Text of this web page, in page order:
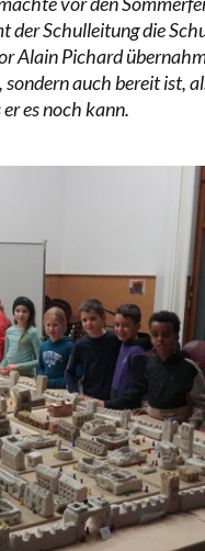
der Schulleitung die
Alain Pichard
auch bereit ist,
es noch kann.